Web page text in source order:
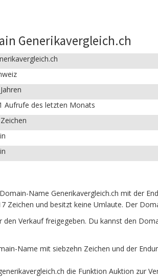
Generikavergleich.ch
Aufrufe des letzten Monats
Name Generikavergleich.ch mit der
Zeichen und besitzt keine Umlaute. Der
Verkauf freigegeben. Du kannst den
Name mit siebzehn Zeichen und der
die Funktion Auktion zur